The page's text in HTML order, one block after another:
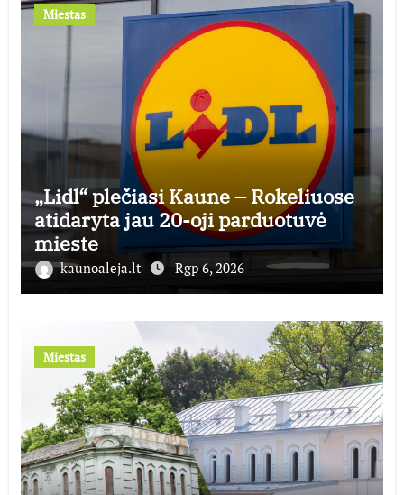
Miestas
„Lidl“ plečiasi Kaune – Rokeliuose
atidaryta jau 20-oji parduotuvė
mieste
kaunoaleja.lt Rgp 6, 2026
Miestas